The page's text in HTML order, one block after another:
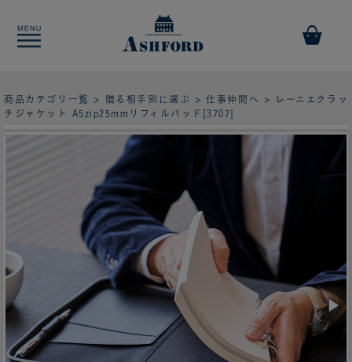
商品カテゴリ一覧 > 贈る相手別に選ぶ > 仕事仲間へ
> レーニエクラッ
チジャケット A5zip25mmリフィルパッド[3707]